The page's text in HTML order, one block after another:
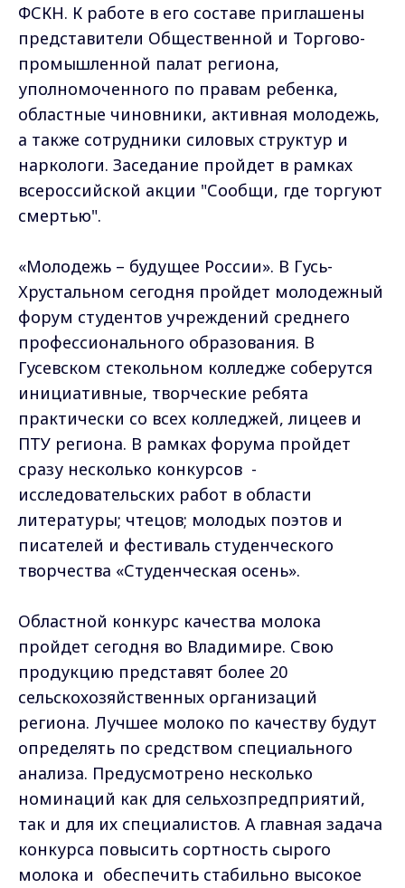
ФСКН. К работе в его составе приглашены
представители Общественной и Торгово-
промышленной палат региона,
уполномоченного по правам ребенка,
областные чиновники, активная молодежь,
а также сотрудники силовых структур и
наркологи. Заседание пройдет в рамках
всероссийской акции "Сообщи, где торгуют
смертью".
«Молодежь – будущее России». В Гусь-
Хрустальном сегодня пройдет молодежный
форум студентов учреждений среднего
профессионального образования. В
Гусевском стекольном колледже соберутся
инициативные, творческие ребята
практически со всех колледжей, лицеев и
ПТУ региона. В рамках форума пройдет
сразу несколько конкурсов -
исследовательских работ в области
литературы; чтецов; молодых поэтов и
писателей и фестиваль студенческого
творчества «Студенческая осень».
Областной конкурс качества молока
пройдет сегодня во Владимире. Свою
продукцию представят более 20
сельскохозяйственных организаций
региона. Лучшее молоко по качеству будут
определять по средством специального
анализа. Предусмотрено несколько
номинаций как для сельхозпредприятий,
так и для их специалистов. А главная задача
конкурса повысить сортность сырого
молока и обеспечить стабильно высокое